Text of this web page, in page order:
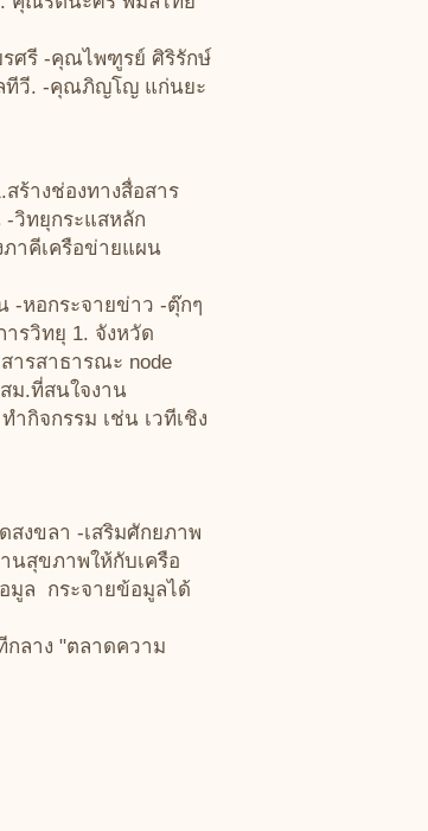
ศรี -คุณไพฑูรย์ ศิริรักษ์
ทีวี. -คุณภิญโญ แก่นยะ
ร้างช่องทางสื่อสาร
วิทยุกระแสหลัก
าคีเครือข่ายแผน
-หอกระจายข่าว -ตุ๊กๆ
รวิทยุ 1. จังหวัด
ารสาธารณะ node
ม.ที่สนใจงาน
กิจกรรม เช่น เวทีเชิง
สงขลา -เสริมศักยภาพ
สุขภาพให้กับเครือ
มูล กระจายข้อมูลได้
ลาง "ตลาดความ